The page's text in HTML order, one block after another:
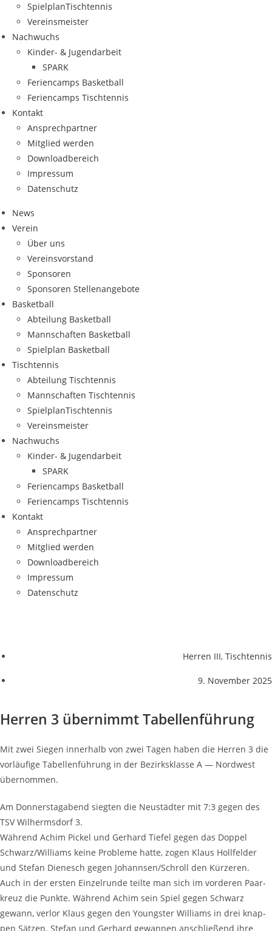
Spiel­plan­Tisch­ten­nis
Ver­eins­meis­ter
Nach­wuchs
Kin­­der- & Jugendarbeit
SPARK
Feri­en­camps Basketball
Feri­en­camps Tischtennis
Kon­takt
Ansprech­part­ner
Mit­glied werden
Down­load­be­reich
Impres­sum
Daten­schutz
News
Ver­ein
Über uns
Ver­eins­vor­stand
Spon­so­ren
Spon­so­ren Stellenangebote
Bas­ket­ball
Abtei­lung Basketball
Mann­schaf­ten Basketball
Spiel­plan Basketball
Tisch­ten­nis
Abtei­lung Tischtennis
Mann­schaf­ten Tischtennis
Spiel­plan­Tisch­ten­nis
Ver­eins­meis­ter
Nach­wuchs
Kin­­der- & Jugendarbeit
SPARK
Feri­en­camps Basketball
Feri­en­camps Tischtennis
Kon­takt
Ansprech­part­ner
Mit­glied werden
Down­load­be­reich
Impres­sum
Daten­schutz
Herren III, Tischtennis
9. November 2025
Her­ren 3 über­nimmt Tabellenführung
Mit zwei Sie­gen inner­halb von zwei Tagen haben die Her­ren 3 die
vor­läu­fi­ge Tabel­len­füh­rung in der Bezirks­klas­se A — Nord­west
übernommen.
Am Don­ners­tag­abend sieg­ten die Neu­städ­ter mit 7:3 gegen des
TSV Wil­herms­dorf 3.
Wäh­rend Achim Pickel und Ger­hard Tie­fel gegen das Dop­pel
Schwarz/Williams kei­ne Pro­ble­me hat­te, zogen Klaus Holl­fel­der
und Ste­fan Die­nesch gegen Johannsen/Schroll den Kür­ze­ren.
Auch in der ers­ten Ein­zel­run­de teil­te man sich im vor­de­ren Paar­
kreuz die Punk­te. Wäh­rend Achim sein Spiel gegen Schwarz
gewann, ver­lor Klaus gegen den Youngs­ter Wil­liams in drei knap­
pen Sät­zen. Ste­fan und Ger­hard gewan­nen anschlie­ßend ihre